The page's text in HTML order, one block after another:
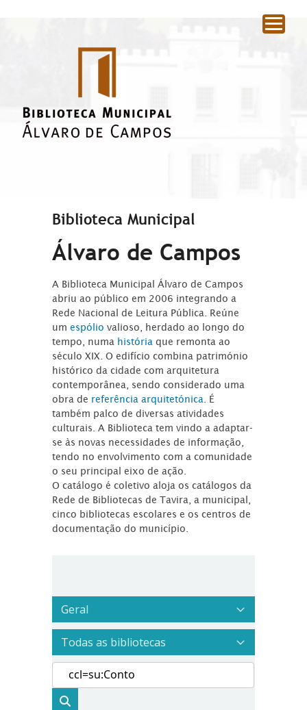
Biblioteca Municipal
Álvaro de Campos
A Biblioteca Municipal Álvaro de Campos
abriu ao público em 2006 integrando a
Rede Nacional de Leitura Pública. Reúne
umespóliovalioso, herdado ao longo do
tempo, numa história que remonta ao
século XIX. O edifício combina património
histórico da cidade com arquitetura
contemporânea, sendo considerado uma
obra de referência arquitetónica . É
também palco de diversas atividades
culturais. A Biblioteca tem vindo a adaptar-
se às novas necessidades de informação,
tendo no envolvimento com a comunidade
o seu principal eixo de ação.
O catálogo é coletivo aloja os catálogos da
Rede de Bibliotecas de Tavira, a municipal,
cinco bibliotecas escolares e os centros de
documentação do município.